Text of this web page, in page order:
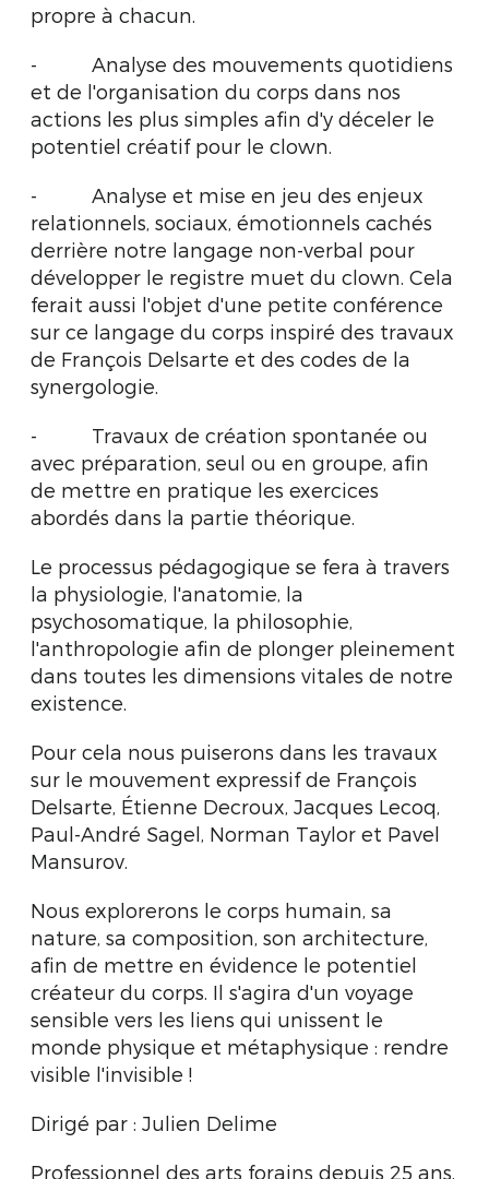
propre à chacun.
- Analyse des mouvements quotidiens
et de l'organisation du corps dans nos
actions les plus simples afin d'y déceler le
potentiel créatif pour le clown.
- Analyse et mise en jeu des enjeux
relationnels, sociaux, émotionnels cachés
derrière notre langage non-verbal pour
développer le registre muet du clown. Cela
ferait aussi l'objet d'une petite conférence
sur ce langage du corps inspiré des travaux
de François Delsarte et des codes de la
synergologie.
- Travaux de création spontanée ou
avec préparation, seul ou en groupe, afin
de mettre en pratique les exercices
abordés dans la partie théorique.
Le processus pédagogique se fera à travers
la physiologie, l'anatomie, la
psychosomatique, la philosophie,
l'anthropologie afin de plonger pleinement
dans toutes les dimensions vitales de notre
existence.
Pour cela nous puiserons dans les travaux
sur le mouvement expressif de François
Delsarte, Étienne Decroux, Jacques Lecoq,
Paul-André Sagel, Norman Taylor et Pavel
Mansurov.
Nous explorerons le corps humain, sa
nature, sa composition, son architecture,
afin de mettre en évidence le potentiel
créateur du corps. Il s'agira d'un voyage
sensible vers les liens qui unissent le
monde physique et métaphysique : rendre
visible l'invisible !
Dirigé par : Julien Delime
Professionnel des arts forains depuis 25 ans,